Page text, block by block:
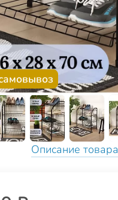
Описание товара